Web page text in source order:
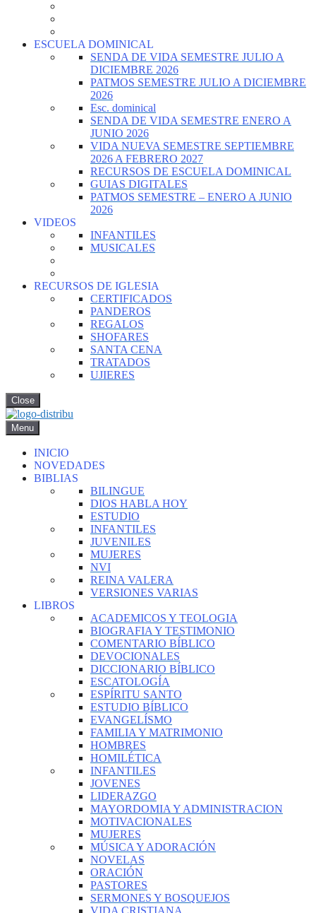
ESCUELA DOMINICAL
SENDA DE VIDA SEMESTRE JULIO A
DICIEMBRE 2026
PATMOS SEMESTRE JULIO A DICIEMBRE
2026
Esc. dominical
SENDA DE VIDA SEMESTRE ENERO A
JUNIO 2026
VIDA NUEVA SEMESTRE SEPTIEMBRE
2026 A FEBRERO 2027
RECURSOS DE ESCUELA DOMINICAL
GUIAS DIGITALES
PATMOS SEMESTRE – ENERO A JUNIO
2026
VIDEOS
INFANTILES
MUSICALES
RECURSOS DE IGLESIA
CERTIFICADOS
PANDEROS
REGALOS
SHOFARES
SANTA CENA
TRATADOS
UJIERES
Close
Menu
INICIO
NOVEDADES
BIBLIAS
BILINGUE
DIOS HABLA HOY
ESTUDIO
INFANTILES
JUVENILES
MUJERES
NVI
REINA VALERA
VERSIONES VARIAS
LIBROS
ACADEMICOS Y TEOLOGIA
BIOGRAFIA Y TESTIMONIO
COMENTARIO BÍBLICO
DEVOCIONALES
DICCIONARIO BÍBLICO
ESCATOLOGÍA
ESPÍRITU SANTO
ESTUDIO BÍBLICO
EVANGELÍSMO
FAMILIA Y MATRIMONIO
HOMBRES
HOMILÉTICA
INFANTILES
JOVENES
LIDERAZGO
MAYORDOMIA Y ADMINISTRACION
MOTIVACIONALES
MUJERES
MÚSICA Y ADORACIÓN
NOVELAS
ORACIÓN
PASTORES
SERMONES Y BOSQUEJOS
VIDA CRISTIANA